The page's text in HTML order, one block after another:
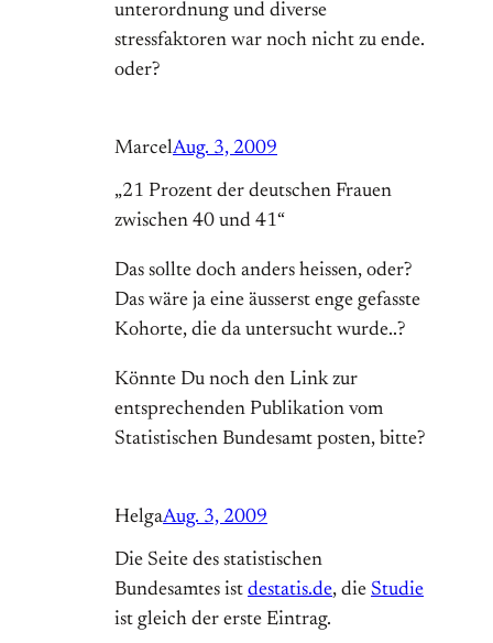
unterordnung und diverse
stressfaktoren war noch nicht zu ende.
oder?
MarcelAug. 3, 2009
„21 Prozent der deutschen Frauen
zwischen 40 und 41“
Das sollte doch anders heissen, oder?
Das wäre ja eine äusserst enge gefasste
Kohorte, die da untersucht wurde..?
Könnte Du noch den Link zur
entsprechenden Publikation vom
Statistischen Bundesamt posten, bitte?
HelgaAug. 3, 2009
Die Seite des statistischen
Bundesamtes ist destatis.de, die Studie
ist gleich der erste Eintrag.